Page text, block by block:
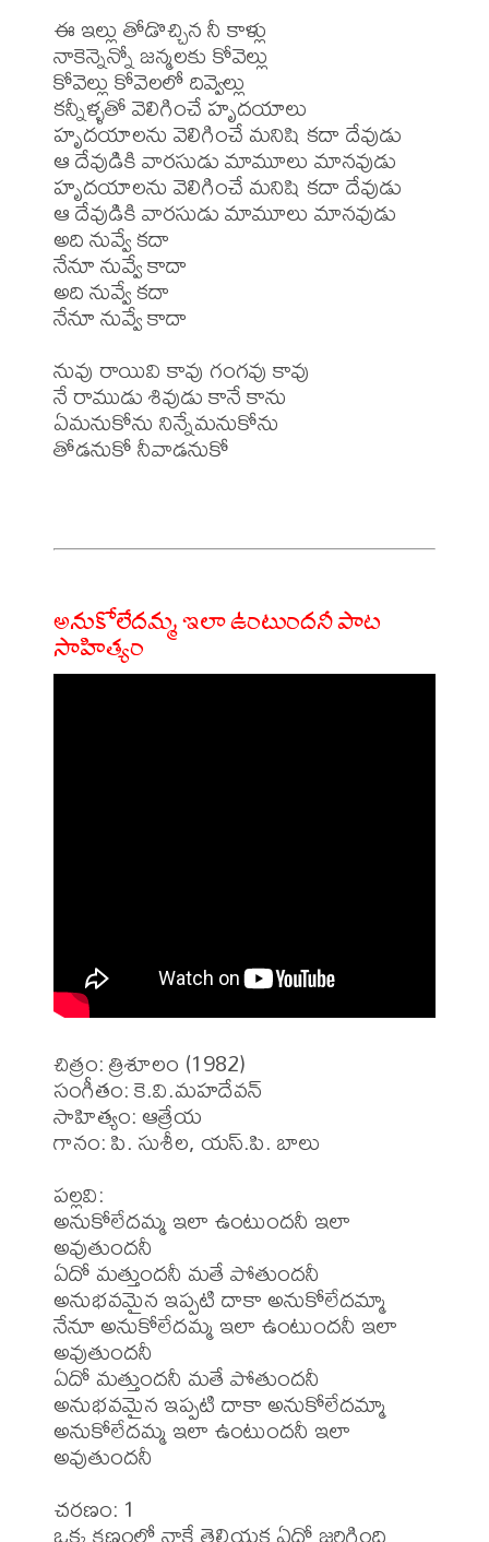
ఈ ఇల్లు తోడొచ్చిన నీ కాళ్లు
నాకెన్నెన్నో జన్మలకు కోవెల్లు
కోవెల్లు కోవెలలో దివ్వెల్లు
కన్నీళ్ళతో వెలిగించే హృదయాలు
హృదయాలను వెలిగించే మనిషి కదా దేవుడు
ఆ దేవుడికి వారసుడు మామూలు మానవుడు
హృదయాలను వెలిగించే మనిషి కదా దేవుడు
ఆ దేవుడికి వారసుడు మామూలు మానవుడు
అది నువ్వే కదా
నేనూ నువ్వే కాదా
అది నువ్వే కదా
నేనూ నువ్వే కాదా
నువు రాయివి కావు గంగవు కావు
నే రాముడు శివుడు కానే కాను
ఏమనుకోను నిన్నేమనుకోను
తోడనుకో నీవాడనుకో
అనుకోలేదమ్మ ఇలా ఉంటుందనీ పాట
సాహిత్యం
చిత్రం: త్రిశూలం (1982)
సంగీతం: కె.వి.మహదేవన్
సాహిత్యం: ఆత్రేయ
గానం: పి. సుశీల, యస్.పి. బాలు
పల్లవి:
అనుకోలేదమ్మ ఇలా ఉంటుందనీ ఇలా
అవుతుందనీ
ఏదో మత్తుందనీ మతే పోతుందనీ
అనుభవమైన ఇప్పటి దాకా అనుకోలేదమ్మా
నేనూ అనుకోలేదమ్మ ఇలా ఉంటుందనీ ఇలా
అవుతుందనీ
ఏదో మత్తుందనీ మతే పోతుందనీ
అనుభవమైన ఇప్పటి దాకా అనుకోలేదమ్మా
అనుకోలేదమ్మ ఇలా ఉంటుందనీ ఇలా
అవుతుందనీ
చరణం: 1